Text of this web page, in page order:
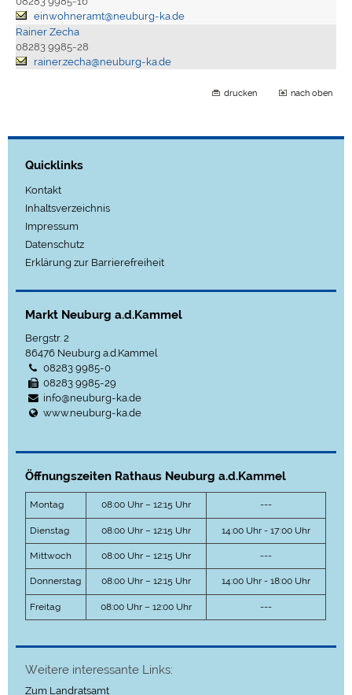
einwohneramt@neuburg-ka.de
Rainer Zecha
08283 9985-28
rainer.zecha@neuburg-ka.de
drucken nach oben
Quicklinks
Kontakt
Inhaltsverzeichnis
Impressum
Datenschutz
Erklärung zur Barrierefreiheit
Markt Neuburg a.d.Kammel
Bergstr. 2
86476 Neuburg a.d.Kammel
08283 9985-0
08283 9985-29
info@neuburg-ka.de
www.neuburg-ka.de
Öffnungszeiten Rathaus Neuburg a.d.Kammel
Montag 08:00 Uhr – 12:15 Uhr ---
Dienstag 08:00 Uhr – 12:15 Uhr 14:00 Uhr - 17:00 Uhr
Mittwoch 08:00 Uhr – 12:15 Uhr ---
Donnerstag 08:00 Uhr – 12:15 Uhr 14:00 Uhr - 18:00 Uhr
Freitag 08:00 Uhr – 12:00 Uhr ---
Weitere interessante Links:
Zum Landratsamt